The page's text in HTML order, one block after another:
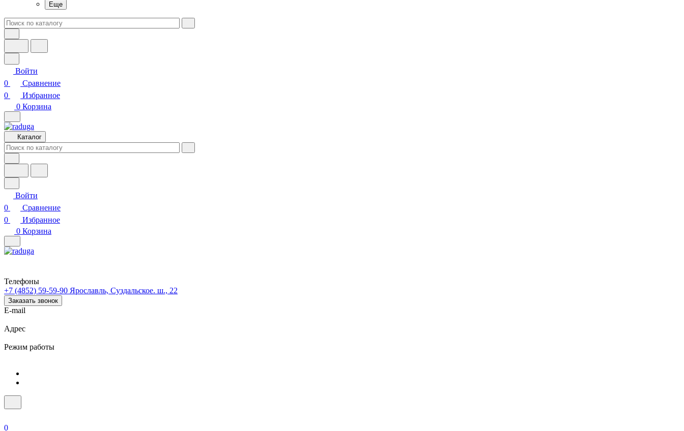
Еще
Войти
0
Сравнение
0
Избранное
0 Корзина
Каталог
Войти
0
Сравнение
0
Избранное
0 Корзина
Телефоны
+7 (4852) 59-59-90 Ярославль, Суздальское. ш., 22
Заказать звонок
E-mail
Адрес
Режим работы
0